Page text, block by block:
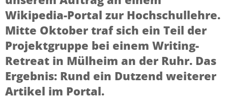
Wikipedia-Portal zur Hochschullehre.
Mitte Oktober traf sich ein Teil der
Projektgruppe bei einem Writing-
Retreat in Mülheim an der Ruhr. Das
Ergebnis: Rund ein Dutzend weiterer
Artikel im Portal.